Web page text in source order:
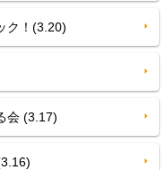
ク！(3.20)
会 (3.17)